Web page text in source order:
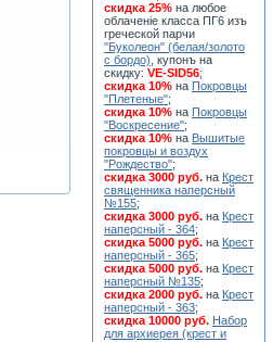
скидка 25% на любое
облаченiе класса ПГ6 изъ
греческой парчи
"Буколеон" (белая/золото
с бордо) , купонъ на
скидку: VE-SID56;
скидка 10% на Покровцы
"Плетеные";
скидка 10% на Покровцы
"Воскресение";
скидка 10% на Вышитые
покровцы и воздух
"Рождество";
скидка 3000 руб. на Крест
священника наперсный
№155;
скидка 3000 руб. на Крест
наперсный - 364;
скидка 5000 руб. на Крест
наперсный - 365;
скидка 5000 руб. на Крест
наперсный №135;
скидка 2000 руб. на Крест
наперсный - 363;
скидка 10000 руб. Набор
для архиерея (крест и